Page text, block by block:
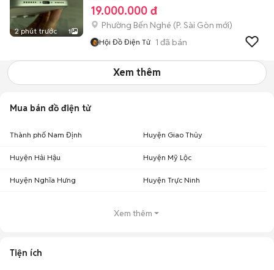
2 phút trước 1
19.000.000 đ
Phường Bến Nghé (P. Sài Gòn mới)
Hội Đồ Điện Tử 1 đã bán
Xem thêm
Mua bán đồ điện tử
Thành phố Nam Định Huyện Giao Thủy
Huyện Hải Hậu Huyện Mỹ Lộc
Huyện Nghĩa Hưng Huyện Trực Ninh
Xem thêm
Tiện ích